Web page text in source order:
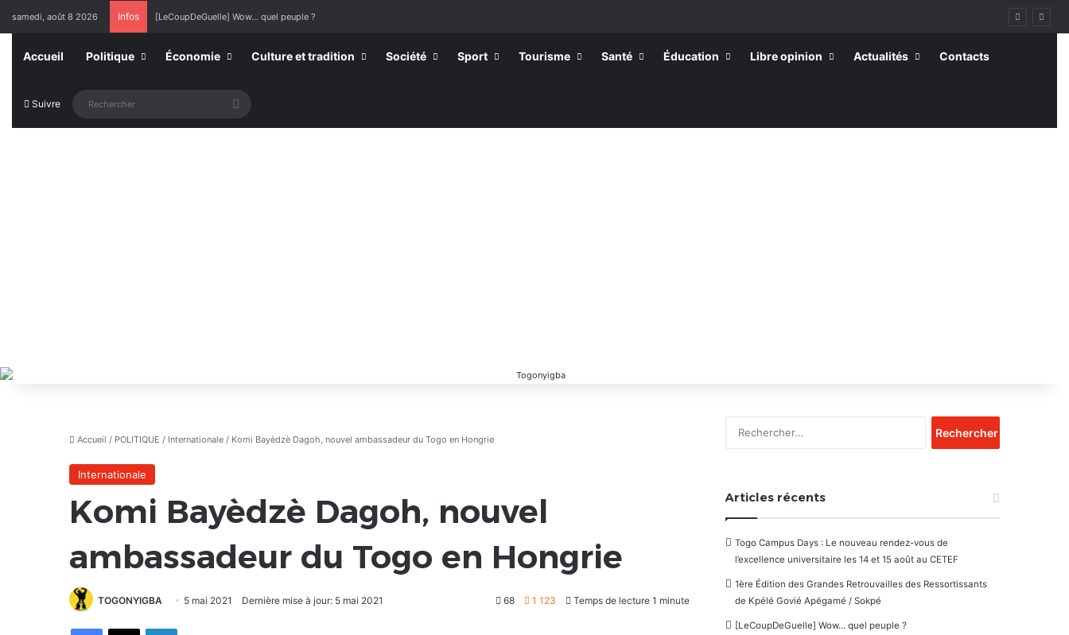
samedi, août 8 2026 Infos [LeCoupDeGuelle] Wow… quel peuple ?
Accueil Politique Économie Culture et tradition Société Sport Tourisme Santé Éducation Libre opinion Actualités Contacts
Suivre Rechercher
Accueil / POLITIQUE / Internationale / Komi Bayèdzè Dagoh, nouvel ambassadeur du Togo en Hongrie
Internationale
Komi Bayèdzè Dagoh, nouvel
ambassadeur du Togo en Hongrie
TOGONYIGBA 5 mai 2021 Dernière mise à jour: 5 mai 2021 68 1 123 Temps de lecture 1 minute
FacebookX Linkedin
Articles récents
Togo Campus Days : Le nouveau rendez-vous de
l’excellence universitaire les 14 et 15 août au CETEF
1ère Édition des Grandes Retrouvailles des Ressortissants
de Kpélé Govié Apégamé / Sokpé
[LeCoupDeGuelle] Wow… quel peuple ?